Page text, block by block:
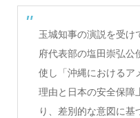
玉城知事の演説を受け
府代表部の塩田崇弘公
使し「沖縄におけるア
理由と日本の安全保障
り、差別的な意図に